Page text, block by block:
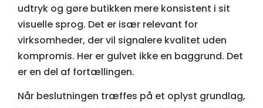
udtryk og gøre butikken mere konsistent i sit
visuelle sprog. Det er især relevant for
virksomheder, der vil signalere kvalitet uden
kompromis. Her er gulvet ikke en baggrund. Det
er en del af fortællingen.
Når beslutningen træffes på et oplyst grundlag,